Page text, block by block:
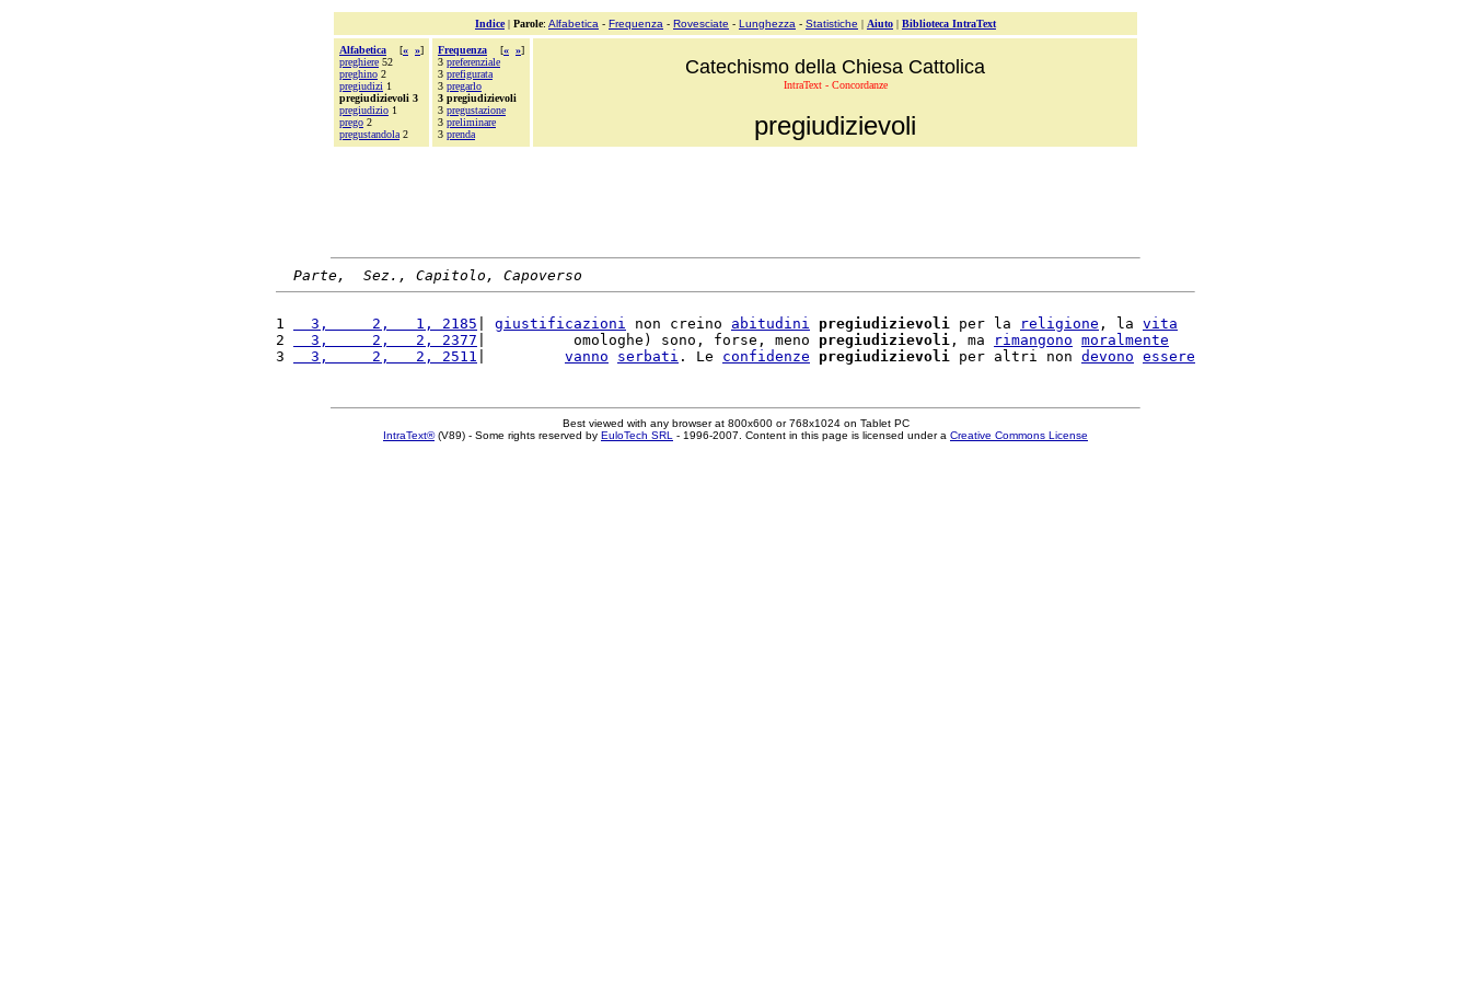
Indice| Parole: Alfabetica - Frequenza - Rovesciate - Lunghezza - Statistiche | Aiuto | Biblioteca IntraText
Alfabetica [« »]
preghiere 52
preghino 2
pregiudizi 1
pregiudizievoli 3
pregiudizio 1
prego 2
pregustandola 2
Frequenza [« »]
3 preferenziale
3 prefigurata
3 pregarlo
3 pregiudizievoli
3 pregustazione
3 preliminare
3 prenda
Catechismo della Chiesa Cattolica
IntraText - Concordanze
pregiudizievoli
Parte,  Sez., Capitolo, Capoverso
1
  3,     2,   1, 2185
giustificazioni non creino abitudini pregiudizievoli per la religione , la vita
2
  3,     2,   2, 2377
|          omologhe) sono, forse, meno pregiudizievoli , ma rimangono moralmente
3
  3,     2,   2, 2511
vanno serbati . Le confidenze pregiudizievoli per altri non devono essere
Best viewed with any browser at 800x600 or 768x1024 on Tablet PC
IntraText®(V89) - Some rights reserved by EuloTech SRL - 1996-2007. Content in this page is licensed under a Creative Commons License